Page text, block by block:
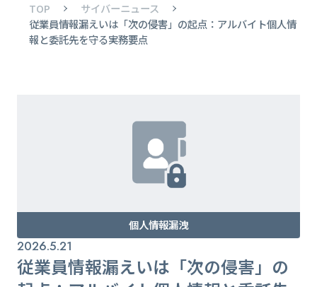
TOP
サイバーニュース
従業員情報漏えいは「次の侵害」の起点：アルバイト個人情
報と委託先を守る実務要点
個人情報漏洩
2026.5.21
従業員情報漏えいは「次の侵害」の